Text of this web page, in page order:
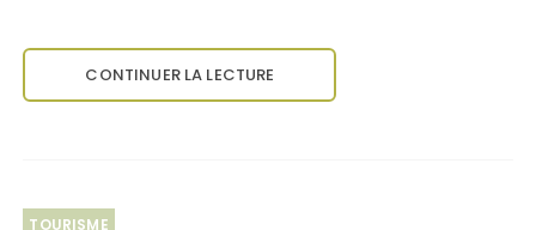
CONTINUER LA LECTURE
TOURISME